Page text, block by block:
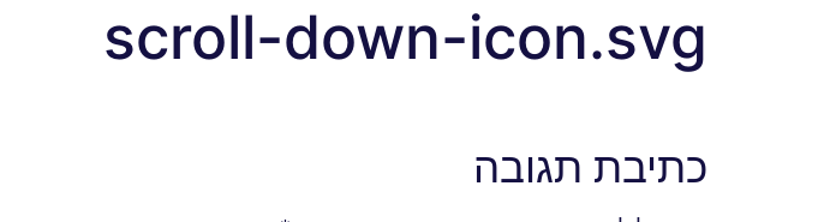
scroll-down-icon.svg
כתיבת תגובה